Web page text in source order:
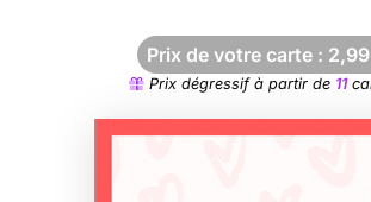
Prix de votre carte : 2,99
Prix dégressif à partir de 11